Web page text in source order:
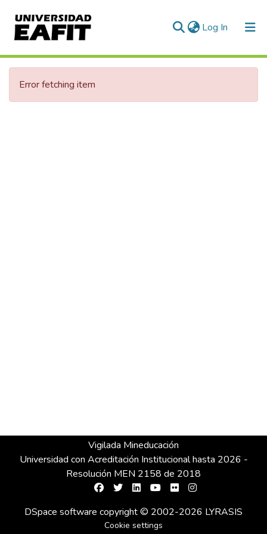
Log In (current)
Error fetching item
Vigilada Mineducación
Universidad con Acreditación Institucional hasta 2026 -
Resolución MEN 2158 de 2018
DSpace software copyright © 2002-2026 LYRASIS
Cookie settings